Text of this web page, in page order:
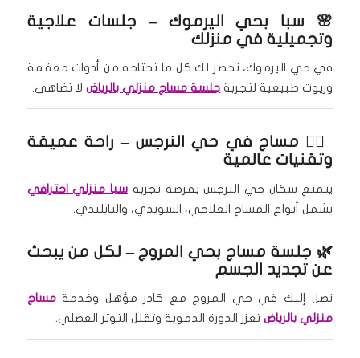
🌸 سبا بحي اليرموك – جلسات علاجية
وتجميلية في منزلك
في حي اليرموك، نحضر لك كل ما تحتاجه من أدوات معقمة
وزيوت طبيعية لتجربة جلسة مساج منزلي بالرياضلا تضاهى.
💆‍♀️ مساج في حي النرجس – راحة عميقة
وتقنيات عالمية
يتمتع سكان حي النرجس بفرصة تجربة سبا منزلي احترافي
يشمل أنواع المساج العلاجي، السويدي، والتايلندي.
🌿 جلسة مساج بحي المروج – لكل من يبحث
عن تجديد الجسم
نصل إليك في حي المروج مع كادر مؤهل وخدمةمساج
منزلي بالرياضتعزز الدورة الدموية وتقلل التوتر العضلي.